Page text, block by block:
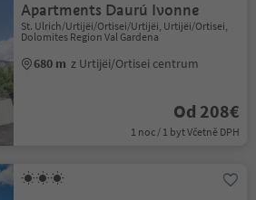
Apartments Daurú Ivonne
St. Ulrich/Urtijëi/Ortisei/Urtijëi, Urtijëi/Ortisei,
Dolomites Region Val Gardena
680 m z Urtijëi/Ortisei centrum
Od 208€
1 noc / 1 byt Včetně DPH